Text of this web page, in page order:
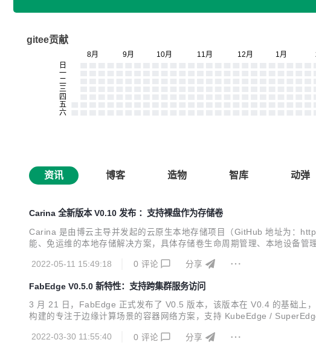
gitee贡献
资讯 博客 造物 智库 动弹
Carina 全新版本 V0.10 发布 ：支持裸盘作为存储卷
Carina 是由博云主导并发起的云原生本地存储项目（GitHub 地址为：
能、免运维的本地存储解决方案，具体存储卷生命周期管理、本地设备
2022-05-11 15:49:18
0 评论 分享
FabEdge V0.5.0 新特性：支持跨集群服务访问
3 月 21 日，FabEdge 正式发布了 V0.5 版本，该版本在 V0.4 的基础上
构建的专注于边缘计算场景的容器网络方案，支持 KubeEdge /
2022-03-30 11:55:40
0 评论 分享